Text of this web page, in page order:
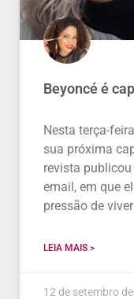
Beyoncé é
Nesta terça-
sua próxima
revista
email, em que
pressão de
LEIA MAIS >
12 de setembro